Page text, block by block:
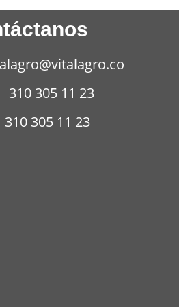
310 305 11 23
310 305 11 23